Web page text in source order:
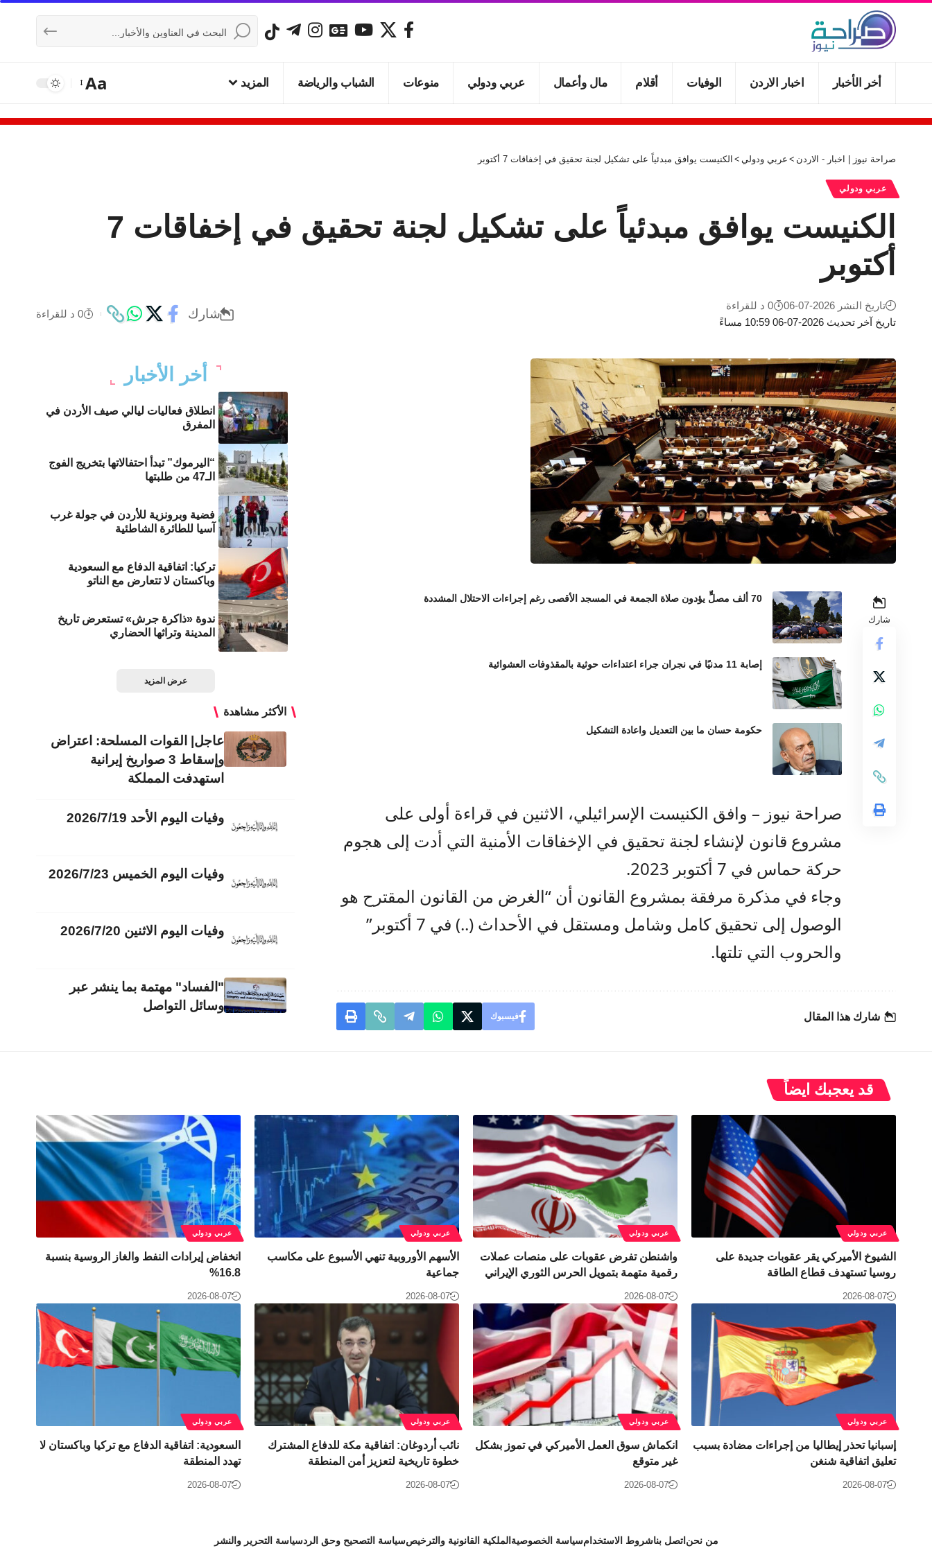
أخر الأخبار اخبار الاردن الوفيات أقلام مال وأعمال عربي ودولي منوعات الشباب والرياضة المزيد Aa
صراحة نيوز | اخبار - الاردن > عربي ودولي > الكنيست يوافق مبدئياً على تشكيل لجنة تحقيق في إخفاقات 7 أكتوبر
عربي ودولي
الكنيست يوافق مبدئياً على تشكيل لجنة تحقيق في إخفاقات 7
أكتوبر
تاريخ آخر تحديث 2026-07-06 10:59 مساءً
تاريخ النشر 2026-07-06 0 د للقراءة
شارك 0 د للقراءة
شارك
70 ألف مصلٍّ يؤدون صلاة الجمعة في المسجد الأقصى رغم إجراءات الاحتلال المشددة
إصابة 11 مدنيًا في نجران جراء اعتداءات حوثية بالمقذوفات العشوائية
حكومة حسان ما بين التعديل واعادة التشكيل
صراحة نيوز – وافق الكنيست الإسرائيلي، الاثنين في قراءة أولى على
مشروع قانون لإنشاء لجنة تحقيق في الإخفاقات الأمنية التي أدت إلى هجوم
حركة حماس في 7 أكتوبر 2023.
وجاء في مذكرة مرفقة بمشروع القانون أن “الغرض من القانون المقترح هو
الوصول إلى تحقيق كامل وشامل ومستقل في الأحداث (..) في 7 أكتوبر”
والحروب التي تلتها.
شارك هذا المقال فيسبوك
أخر الأخبار
انطلاق فعاليات ليالي صيف الأردن في
المفرق
“اليرموك” تبدأ احتفالاتها بتخريج الفوج
الـ47 من طلبتها
فضية وبرونزية للأردن في جولة غرب
آسيا للطائرة الشاطئية
تركيا: اتفاقية الدفاع مع السعودية
وباكستان لا تتعارض مع الناتو
ندوة «ذاكرة جرش» تستعرض تاريخ
المدينة وتراثها الحضاري
عرض المزيد
الأكثر مشاهدة
عاجل| القوات المسلحة: اعتراض
وإسقاط 3 صواريخ إيرانية
استهدفت المملكة
وفيات اليوم الأحد 2026/7/19
وفيات اليوم الخميس 2026/7/23
وفيات اليوم الاثنين 2026/7/20
"الفساد" مهتمة بما ينشر عبر
وسائل التواصل
قد يعجبك ايضاً
عربي ودولي
الشيوخ الأميركي يقر عقوبات جديدة على
روسيا تستهدف قطاع الطاقة
2026-08-07
عربي ودولي
واشنطن تفرض عقوبات على منصات عملات
رقمية متهمة بتمويل الحرس الثوري الإيراني
2026-08-07
عربي ودولي
الأسهم الأوروبية تنهي الأسبوع على مكاسب
جماعية
2026-08-07
عربي ودولي
انخفاض إيرادات النفط والغاز الروسية بنسبة
16.8%
2026-08-07
عربي ودولي
إسبانيا تحذر إيطاليا من إجراءات مضادة بسبب
تعليق اتفاقية شنغن
2026-08-07
عربي ودولي
انكماش سوق العمل الأميركي في تموز بشكل
غير متوقع
2026-08-07
عربي ودولي
نائب أردوغان: اتفاقية مكة للدفاع المشترك
خطوة تاريخية لتعزيز أمن المنطقة
2026-08-07
عربي ودولي
السعودية: اتفاقية الدفاع مع تركيا وباكستان لا
تهدد المنطقة
2026-08-07
من نحن اتصل بناشروط الاستخدامسياسة الخصوصية الملكية القانونية والترخيصسياسة التصحيح وحق الردسياسة التحرير والنشر